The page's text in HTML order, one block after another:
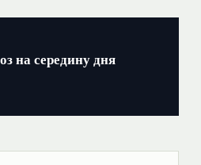
на середину дня